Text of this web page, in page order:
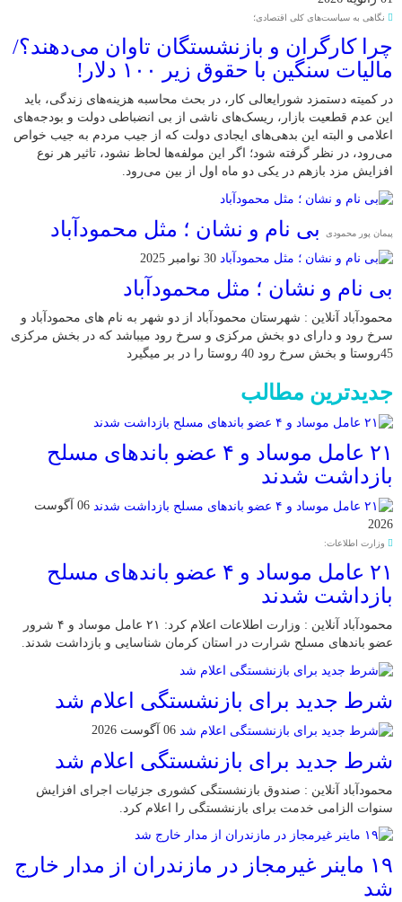
نگاهی به سیاست‌های کلی اقتصادی؛
چرا کارگران و بازنشستگان تاوان می‌دهند؟/
مالیات سنگین با حقوق زیر ۱۰۰ دلار!
در کمیته دستمزد شورایعالی کار، در بحث محاسبه هزینه‌های زندگی، باید
این عدم قطعیت بازار، ریسک‌های ناشی از بی انضباطی دولت و بودجه‌های
اعلامی و البته این بدهی‌های ایجادی دولت که از جیب مردم به جیب خواص
می‌رود، در نظر گرفته شود؛ اگر این مولفه‌ها لحاظ نشود، تاثیر هر نوع
افزایش مزد بازهم در یکی دو ماه اول از بین می‌رود.
پیمان پور محمودی بی نام و نشان ؛ مثل محمودآباد
30 نوامبر 2025
بی نام و نشان ؛ مثل محمودآباد
محمودآباد آنلاین : شهرستان محمودآباد از دو شهر به نام های محمودآباد و
‌سرخ رود و دارای دو بخش مرکزی و سرخ رود میباشد که در بخش مرکزی
45روستا و بخش سرخ رود 40 روستا را در بر میگیرد
جدیدترین مطالب
۲۱ عامل موساد و ۴ عضو باند‌های مسلح
بازداشت شدند
06 آگوست
2026
وزارت اطلاعات:
۲۱ عامل موساد و ۴ عضو باند‌های مسلح
بازداشت شدند
محمودآباد آنلاین : وزارت اطلاعات اعلام کرد: ۲۱ عامل موساد و ۴ شرور
عضو باند‌های مسلح شرارت در استان کرمان شناسایی و بازداشت شدند.
شرط جدید برای بازنشستگی اعلام شد
06 آگوست 2026
شرط جدید برای بازنشستگی اعلام شد
محمودآباد آنلاین : صندوق بازنشستگی کشوری جزئیات اجرای افزایش
سنوات الزامی خدمت برای بازنشستگی را اعلام کرد.
۱۹ ماینر غیرمجاز در مازندران از مدار خارج
شد